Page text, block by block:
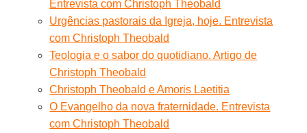
Entrevista com Christoph Theobald
Urgências pastorais da Igreja, hoje. Entrevista
com Christoph Theobald
Teologia e o sabor do quotidiano. Artigo de
Christoph Theobald
Christoph Theobald e Amoris Laetitia
O Evangelho da nova fraternidade. Entrevista
com Christoph Theobald